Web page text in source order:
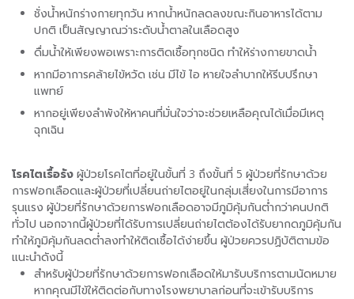
ชั่งน้ำหนักร่างกายทุกวัน หากน้ำหนักลดลงขณะกินอาหารได้ตาม
ปกติ เป็นสัญญาณว่าระดับน้ำตาลในเลือดสูง
ดื่มน้ำให้เพียงพอเพราะการติดเชื้อทุกชนิด ทำให้ร่างกายขาดน้ำ
หากมีอาการคล้ายไข้หวัด เช่น มีไข้ ไอ หายใจลำบากให้รีบปรึกษา
แพทย์
หากอยู่เพียงลำพังให้หาคนที่มั่นใจว่าจะช่วยเหลือคุณได้เมื่อมีเหตุ
ฉุกเฉิน
โรคไตเรื้อรัง ผู้ป่วยโรคไตที่อยู่ในขั้นที่ 3 ถึงขั้นที่ 5 ผู้ป่วยที่รักษาด้วย
การฟอกเลือดและผู้ป่วยที่เปลี่ยนถ่ายไตอยู่ในกลุ่มเสี่ยงในการมีอาการ
รุนแรง ผู้ป่วยที่รักษาด้วยการฟอกเลือดอาจมีภูมิคุ้มกันต่ำกว่าคนปกติ
ทั่วไป นอกจากนี้ผู้ป่วยที่ได้รับการเปลี่ยนถ่ายไตต้องได้รับยากดภูมิคุ้มกัน
ทำให้ภูมิคุ้มกันลดต่ำลงทำให้ติดเชื้อได้ง่ายขึ้น ผู้ป่วยควรปฏิบัติตามข้อ
แนะนำดังนี้
สำหรับผู้ป่วยที่รักษาด้วยการฟอกเลือดให้มารับบริการตามนัดหมาย
หากคุณมีไข้ให้ติดต่อกับทางโรงพยาบาลก่อนที่จะเข้ารับบริการ